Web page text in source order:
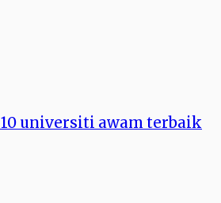
universiti awam terbaik